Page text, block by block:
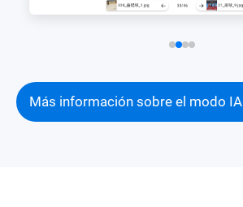
Más información sobre el modo IA